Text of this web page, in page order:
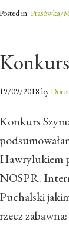
Posted in: Prasówka/
Konkurs
19/09/2018 by
Konkurs
Hawrylukiem
NOSPR.
Puchalski
rzecz